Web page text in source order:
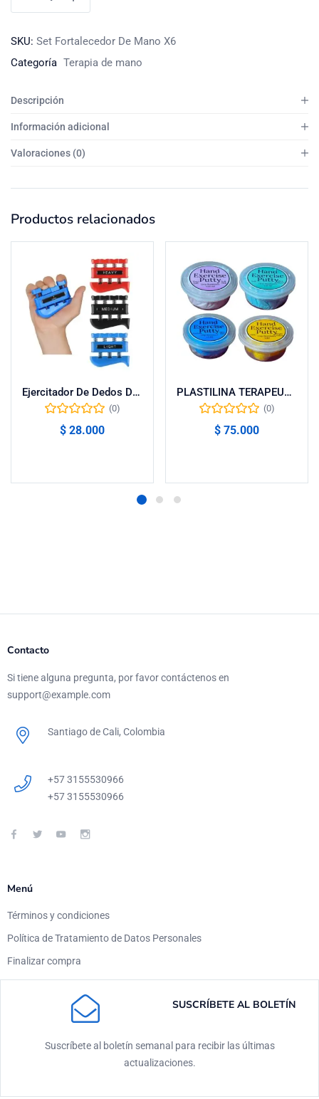
SKU: Set Fortalecedor De Mano X6
Categoría Terapia de mano
Descripción
Información adicional
Valoraciones (0)
Productos relacionados
Ejercitador De Dedos Digiflex Set X3
(0)
$ 28.000
PLASTILINA TERAPEUTICA X4 UDS DONPEARL
(0)
$ 75.000
Contacto
Si tiene alguna pregunta, por favor contáctenos en
support@example.com
Santiago de Cali, Colombia
+57 3155530966
+57 3155530966
Menú
Términos y condiciones
Política de Tratamiento de Datos Personales
Finalizar compra
SUSCRÍBETE AL BOLETÍN
Suscríbete al boletín semanal para recibir las últimas
actualizaciones.